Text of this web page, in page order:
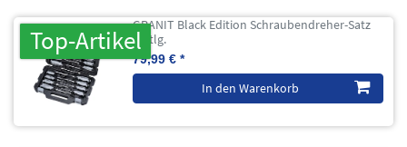
Top-Artikel
GRANIT Black Edition Schraubendreher-Satz
17-tlg.
79,99 € *
In den Warenkorb